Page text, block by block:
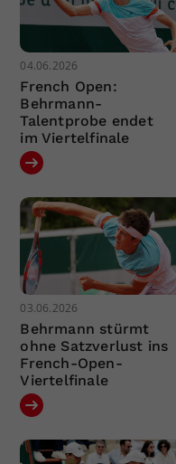
04.06.2026
French Open:
Behrmann-
Talentprobe endet
im Viertelfinale
03.06.2026
Behrmann stürmt
ohne Satzverlust ins
French-Open-
Viertelfinale